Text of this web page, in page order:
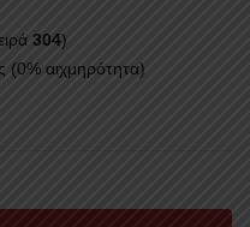
304)
(0% αιχμηρότητα)